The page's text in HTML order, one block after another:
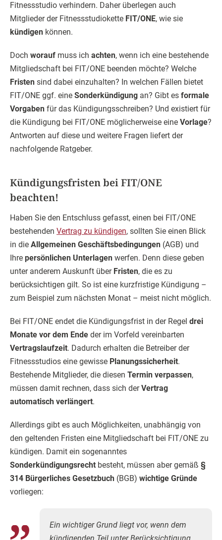
Fitnessstudio verhindern. Daher überlegen auch
Mitglieder der Fitnessstudiokette FIT/ONE, wie sie
kündigen können.
Doch worauf muss ich achten, wenn ich eine bestehende
Mitgliedschaft bei FIT/ONE beenden möchte? Welche
Fristen sind dabei einzuhalten? In welchen Fällen bietet
FIT/ONE ggf. eine Sonderkündigung an? Gibt es formale
Vorgaben für das Kündigungsschreiben? Und existiert für
die Kündigung bei FIT/ONE möglicherweise eine Vorlage?
Antworten auf diese und weitere Fragen liefert der
nachfolgende Ratgeber.
Kündigungsfristen bei FIT/ONE
beachten!
Haben Sie den Entschluss gefasst, einen bei FIT/ONE
bestehenden Vertrag zu kündigen, sollten Sie einen Blick
in die Allgemeinen Geschäftsbedingungen (AGB) und
Ihre persönlichen Unterlagen werfen. Denn diese geben
unter anderem Auskunft über Fristen, die es zu
berücksichtigen gilt. So ist eine kurzfristige Kündigung –
zum Beispiel zum nächsten Monat – meist nicht möglich.
Bei FIT/ONE endet die Kündigungsfrist in der Regel drei
Monate vor dem Ende der im Vorfeld vereinbarten
Vertragslaufzeit. Dadurch erhalten die Betreiber der
Fitnessstudios eine gewisse Planungssicherheit.
Bestehende Mitglieder, die diesen Termin verpassen,
müssen damit rechnen, dass sich derVertrag
automatisch verlängert.
Allerdings gibt es auch Möglichkeiten, unabhängig von
den geltenden Fristen eine Mitgliedschaft bei FIT/ONE zu
kündigen. Damit ein sogenanntes
Sonderkündigungsrecht besteht, müssen aber gemäß §
314 Bürgerliches Gesetzbuch (BGB) wichtige Gründe
vorliegen:
Ein wichtiger Grund liegt vor, wenn dem